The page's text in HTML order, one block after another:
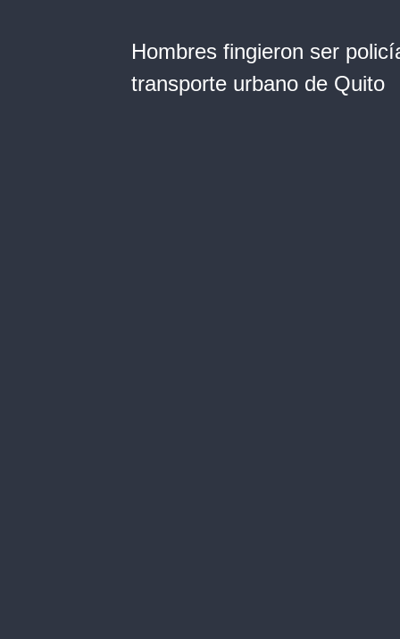
Hombres fingieron ser
transporte urbano de Quito